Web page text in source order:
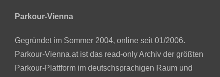
Parkour-Vienna
Gegründet im Sommer 2004, online seit 01/2006.
Parkour-Vienna.at ist das read-only Archiv der größten
Parkour-Plattform im deutschsprachigen Raum und